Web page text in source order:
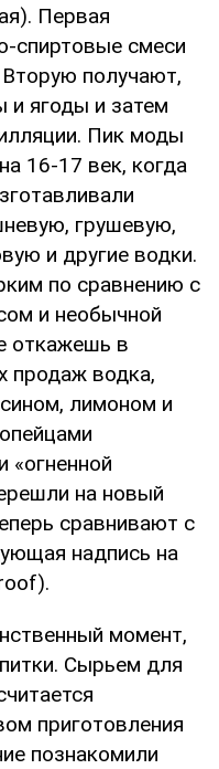
Первая
спиртовые смеси
получают,
и ягоды и затем
Пик моды
16-17 век, когда
грушевую,
и другие водки.
по сравнению с
и необычной
откажешь в
продаж водка,
лимоном и
«огненной
на новый
сравнивают с
надпись на
момент,
Сырьем для
приготовления
познакомили